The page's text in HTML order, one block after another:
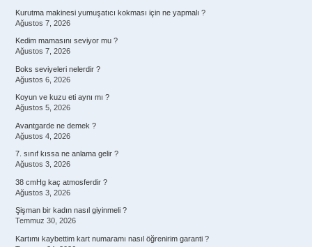
Kurutma makinesi yumuşatıcı kokması için ne yapmalı ?
Ağustos 7, 2026
Kedim mamasını seviyor mu ?
Ağustos 7, 2026
Boks seviyeleri nelerdir ?
Ağustos 6, 2026
Koyun ve kuzu eti aynı mı ?
Ağustos 5, 2026
Avantgarde ne demek ?
Ağustos 4, 2026
7. sınıf kıssa ne anlama gelir ?
Ağustos 3, 2026
38 cmHg kaç atmosferdir ?
Ağustos 3, 2026
Şişman bir kadın nasıl giyinmeli ?
Temmuz 30, 2026
Kartımı kaybettim kart numaramı nasıl öğrenirim garanti ?